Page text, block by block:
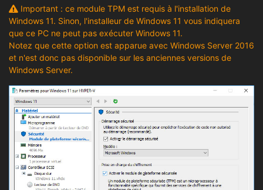
Important : ce module TPM est requis à l'installation de
Windows 11. Sinon, l'installeur de Windows 11 vous indiquera
que ce PC ne peut pas exécuter Windows 11.
Notez que cette option est apparue avec Windows Server 2016
et n'est donc pas disponible sur les anciennes versions de
Windows Server.